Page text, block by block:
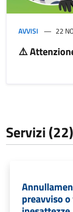
AVVISI 22
⚠️
Servizi (22)
preavviso